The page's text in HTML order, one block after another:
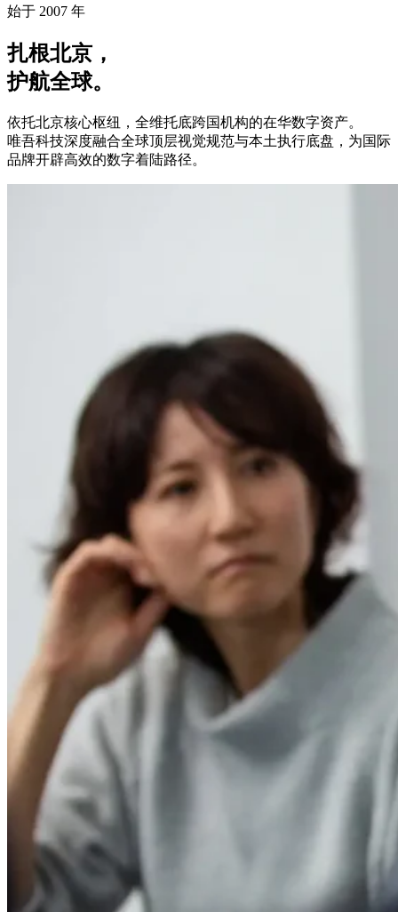
始于 2007 年
扎根北京，
护航全球。
依托北京核心枢纽，全维托底跨国机构的在华数字资产。
唯吾科技深度融合全球顶层视觉规范与本土执行底盘，为国际
品牌开辟高效的数字着陆路径。